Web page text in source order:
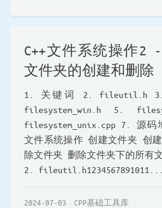
C++文件系统操作2
文件夹的创建和删除
1. 关键词 2. fileutil.h
filesystem_win.h 5.
filesystem_unix.cpp 7. 源码
文件系统操作 创建文件夹 创
除文件夹 删除文件夹下的所有
2. fileutil.h1234567891011...
2024-07-03 CPP基础工具库